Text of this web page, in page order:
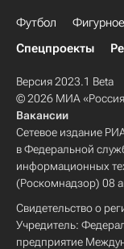
Футбол
Спецпроекты
Версия 2023.1 Beta
© 2026 МИА «Россия
Вакансии
Сетевое издание
в Федеральной
информационных
(Роскомнадзор) 08
Свидетельство о
Учредитель:
предприятие